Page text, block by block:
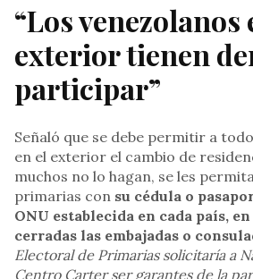
“Los venezolanos
exterior tienen
participar”
Señaló que se debe permitir a
en el exterior el cambio de
muchos no lo hagan, se les
primarias con su cédula o
ONU establecida en cada país,
cerradas las embajadas o
Electoral de Primarias solicitaría a
Centro Carter ser garantes de la